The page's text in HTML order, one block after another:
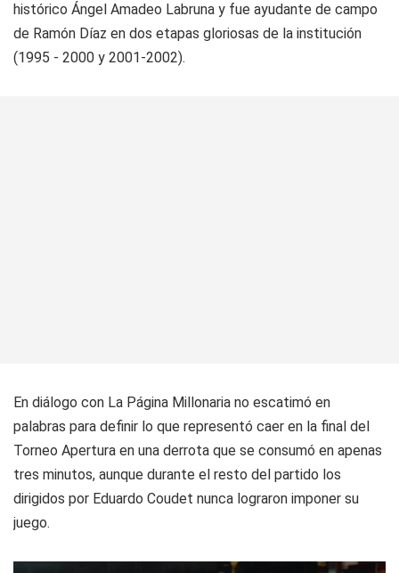
histórico Ángel Amadeo Labruna y fue ayudante de campo
de Ramón Díaz en dos etapas gloriosas de la institución
(1995 - 2000 y 2001-2002).
En diálogo con La Página Millonaria no escatimó en
palabras para definir lo que representó caer en la final del
Torneo Apertura en una derrota que se consumó en apenas
tres minutos, aunque durante el resto del partido los
dirigidos por Eduardo Coudet nunca lograron imponer su
juego.